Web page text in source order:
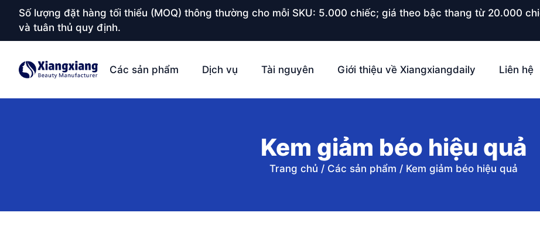
Số lượng đặt hàng tối thiểu (MOQ) thông thường cho mỗi SKU: 5.000 chiếc; giá theo bậc thang từ 20.000
và tuân thủ quy định.
Các sản phẩm Dịch vụ Tài nguyên Giới thiệu về Xiangxiangdaily Liên hệ
Kem giảm béo hiệu quả
Trang chủ / Các sản phẩm / Kem giảm béo hiệu quả